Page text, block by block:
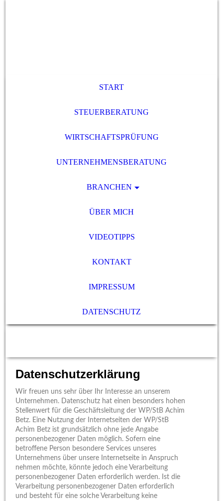
START
STEUERBERATUNG
WIRTSCHAFTSPRÜFUNG
UNTERNEHMENSBERATUNG
BRANCHEN
ÜBER MICH
VIDEOTIPPS
KONTAKT
IMPRESSUM
DATENSCHUTZ
Datenschutzerklärung
Wir freuen uns sehr über Ihr Interesse an unserem
Unternehmen. Datenschutz hat einen besonders hohen
Stellenwert für die Geschäftsleitung der WP/StB Achim
Betz. Eine Nutzung der Internetseiten der WP/StB
Achim Betz ist grundsätzlich ohne jede Angabe
personenbezogener Daten möglich. Sofern eine
betroffene Person besondere Services unseres
Unternehmens über unsere Internetseite in Anspruch
nehmen möchte, könnte jedoch eine Verarbeitung
personenbezogener Daten erforderlich werden. Ist die
Verarbeitung personenbezogener Daten erforderlich
und besteht für eine solche Verarbeitung keine